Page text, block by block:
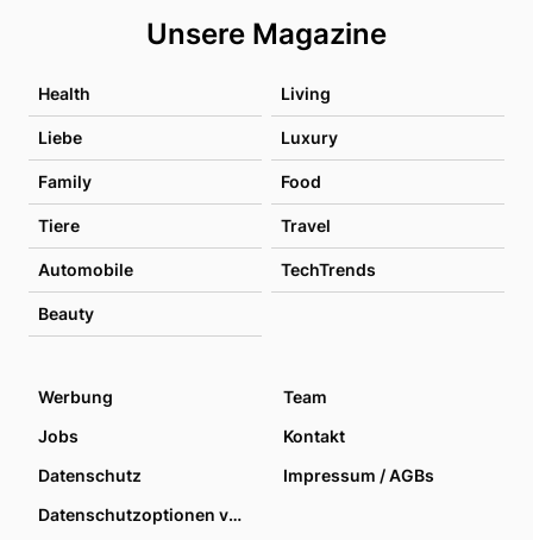
Unsere Magazine
Health Living
Liebe Luxury
Family Food
Tiere Travel
Automobile TechTrends
Beauty
Werbung
Team
Jobs
Kontakt
Datenschutz
Impressum / AGBs
Datenschutzoptionen verwalten